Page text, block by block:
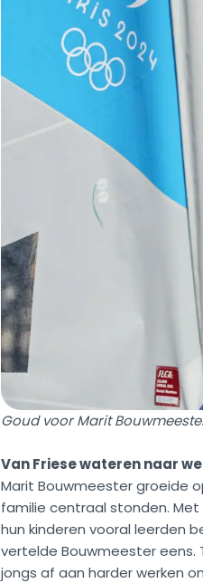
Goud voor Marit
Van Friese wateren naar
Marit Bouwmeester groeide
familie centraal stonden.
hun kinderen vooral leerden
vertelde Bouwmeester eens.
jongs af aan harder werken